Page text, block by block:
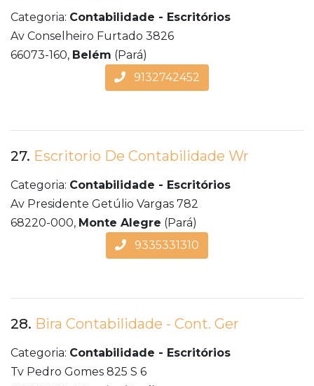
Categoria: Contabilidade - Escritórios
Av Conselheiro Furtado 3826
66073-160, Belém (Pará)
9132742452
27. Escritorio De Contabilidade Wr
Categoria: Contabilidade - Escritórios
Av Presidente Getúlio Vargas 782
68220-000, Monte Alegre (Pará)
9335331310
28. Bira Contabilidade - Cont. Ger
Categoria: Contabilidade - Escritórios
Tv Pedro Gomes 825 S 6